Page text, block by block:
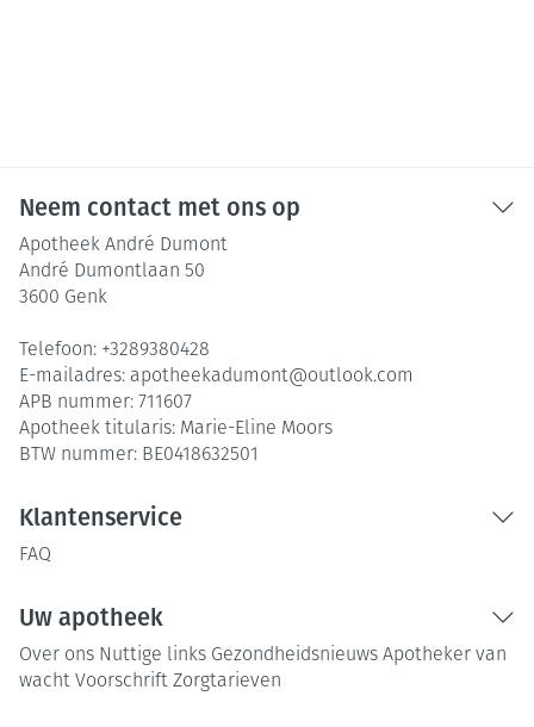
Neem contact met ons op
Apotheek André Dumont
André Dumontlaan 50
3600 Genk
Telefoon: +3289380428
E-mailadres: apotheekadumont@outlook.com
APB nummer: 711607
Apotheek titularis: Marie-Eline Moors
BTW nummer: BE0418632501
Klantenservice
FAQ
Uw apotheek
Over ons Nuttige links Gezondheidsnieuws Apotheker van
wacht Voorschrift Zorgtarieven